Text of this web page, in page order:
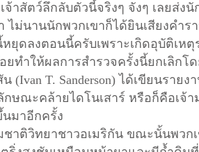
จ้าสัตว์ลึกลับตัวนี้จริงๆ จังๆ เลยส่ง
ม่นานนักพวกเขาก็ได้ยินเสียงคำ
ยุดลงตอนนี้ครับเพราะเกิดอุบัติเห
ทำให้ผลการสำรวจครั้งนี้ยกเลิกโ
(Ivan T. Sanderson) ได้เขียนราย
ณะคล้ายไดโนเสาร์ หรือก็คือเจ้า
มาอีกครั้ง
ชาติวิทยาชาวอเมริกัน ขณะนั้นพวก